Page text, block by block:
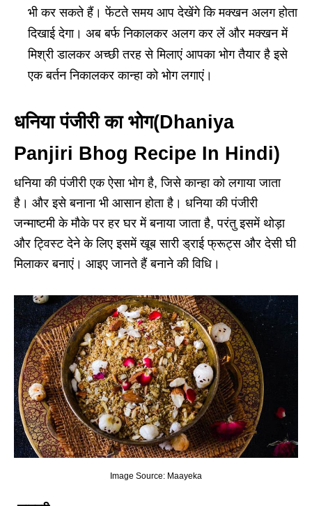
भी कर सकते हैं। फेंटते समय आप देखेंगे कि मक्खन अलग होता
दिखाई देगा। अब बर्फ निकालकर अलग कर लें और मक्खन में
मिश्री डालकर अच्छी तरह से मिलाएं आपका भोग तैयार है इसे
एक बर्तन निकालकर कान्हा को भोग लगाएं।
धनिया पंजीरी का भोग(Dhaniya
Panjiri Bhog Recipe In Hindi)
धनिया की पंजीरी एक ऐसा भोग है, जिसे कान्हा को लगाया जाता
है। और इसे बनाना भी आसान होता है। धनिया की पंजीरी
जन्माष्टमी के मौके पर हर घर में बनाया जाता है, परंतु इसमें थोड़ा
और ट्विस्ट देने के लिए इसमें खूब सारी ड्राई फ्रूट्स और देसी घी
मिलाकर बनाएं। आइए जानते हैं बनाने की विधि।
Image Source: Maayeka